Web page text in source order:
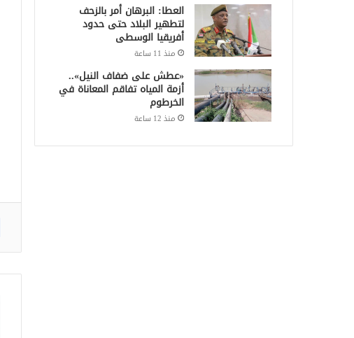
العطا: البرهان أمر بالزحف
لتطهير البلاد حتى حدود
أفريقيا الوسطى
منذ 11 ساعة
«عطش على ضفاف النيل»..
أزمة المياه تفاقم المعاناة في
الخرطوم
منذ 12 ساعة